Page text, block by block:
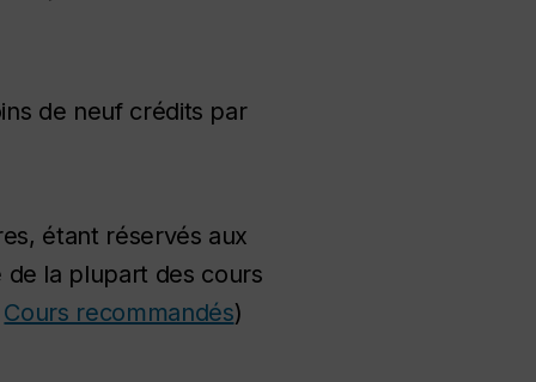
de neuf crédits par
étant réservés aux
de la plupart des cours
Cours recommandés)